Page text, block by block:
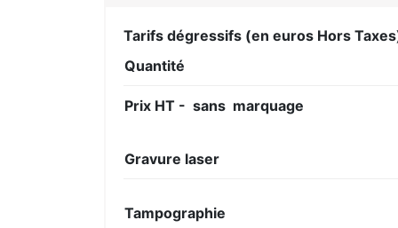
Tarifs dégressifs (en euros Hors
Quantité
Prix HT - sans marquage
Gravure laser
Tampographie